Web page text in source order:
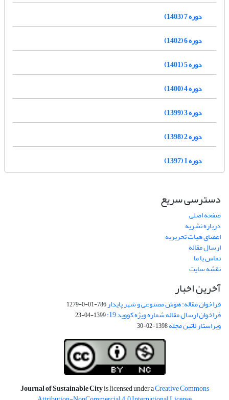
دوره 7 (1403)
دوره 6 (1402)
دوره 5 (1401)
دوره 4 (1400)
دوره 3 (1399)
دوره 2 (1398)
دوره 1 (1397)
دسترسی سریع
صفحه اصلی
درباره نشریه
اعضای هیات تحریریه
ارسال مقاله
تماس با ما
نقشه سایت
آخرین اخبار
فراخوان مقاله: هوش مصنوعی و شهر پایدار786-01-0-1279
فراخوان ارسال مقاله شماره ویژه کووید 19: 1399-04-23
ویراستار لاتین مجله1398-02-30
Journal of Sustainable Cityis licensed under aCreative Commons